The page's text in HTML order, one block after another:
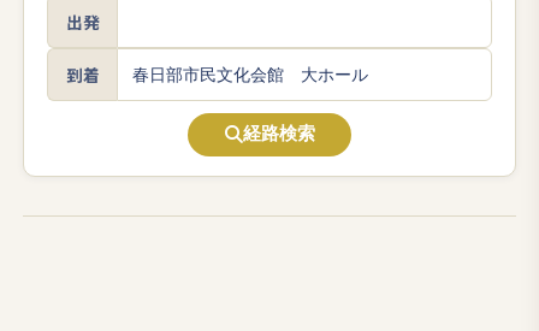
出発
到着
経路検索